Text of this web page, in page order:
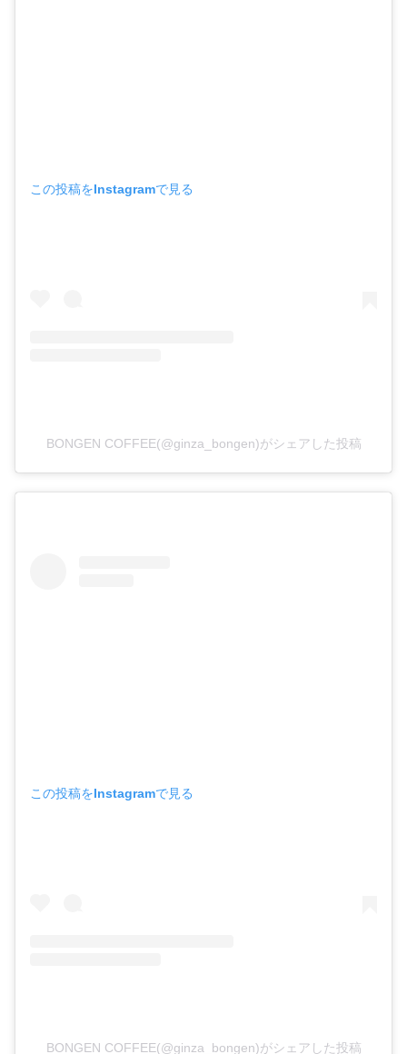
この投稿をInstagramで見る
BONGEN COFFEE(@ginza_bongen)がシェアした投稿
この投稿をInstagramで見る
BONGEN COFFEE(@ginza_bongen)がシェアした投稿